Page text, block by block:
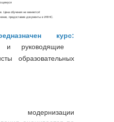
курс:
и руководящие
образовательных
модернизации